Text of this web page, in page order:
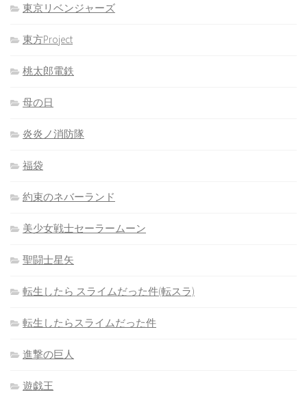
東京リベンジャーズ
東方Project
桃太郎電鉄
母の日
炎炎ノ消防隊
福袋
約束のネバーランド
美少女戦士セーラームーン
聖闘士星矢
転生したら スライムだった件(転スラ)
転生したらスライムだった件
進撃の巨人
遊戯王